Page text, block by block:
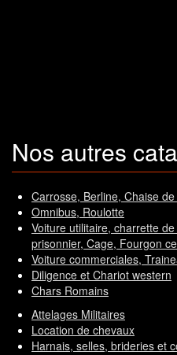
Nos autres
Carrosse, Berline, Chaise
Omnibus, Roulotte
Voiture utilitaire, charrette
prisonnier, Cage, Fourgon
Voiture commerciales,
Diligence et Chariot western
Chars Romains
Attelages Militaires
Location de chevaux
Harnais, selles, brideries et